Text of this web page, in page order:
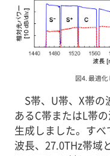
図4. 最適
S帯、U帯、X帯
あるC帯またはL帯
生成しました。す
波長、27.0THz帯域